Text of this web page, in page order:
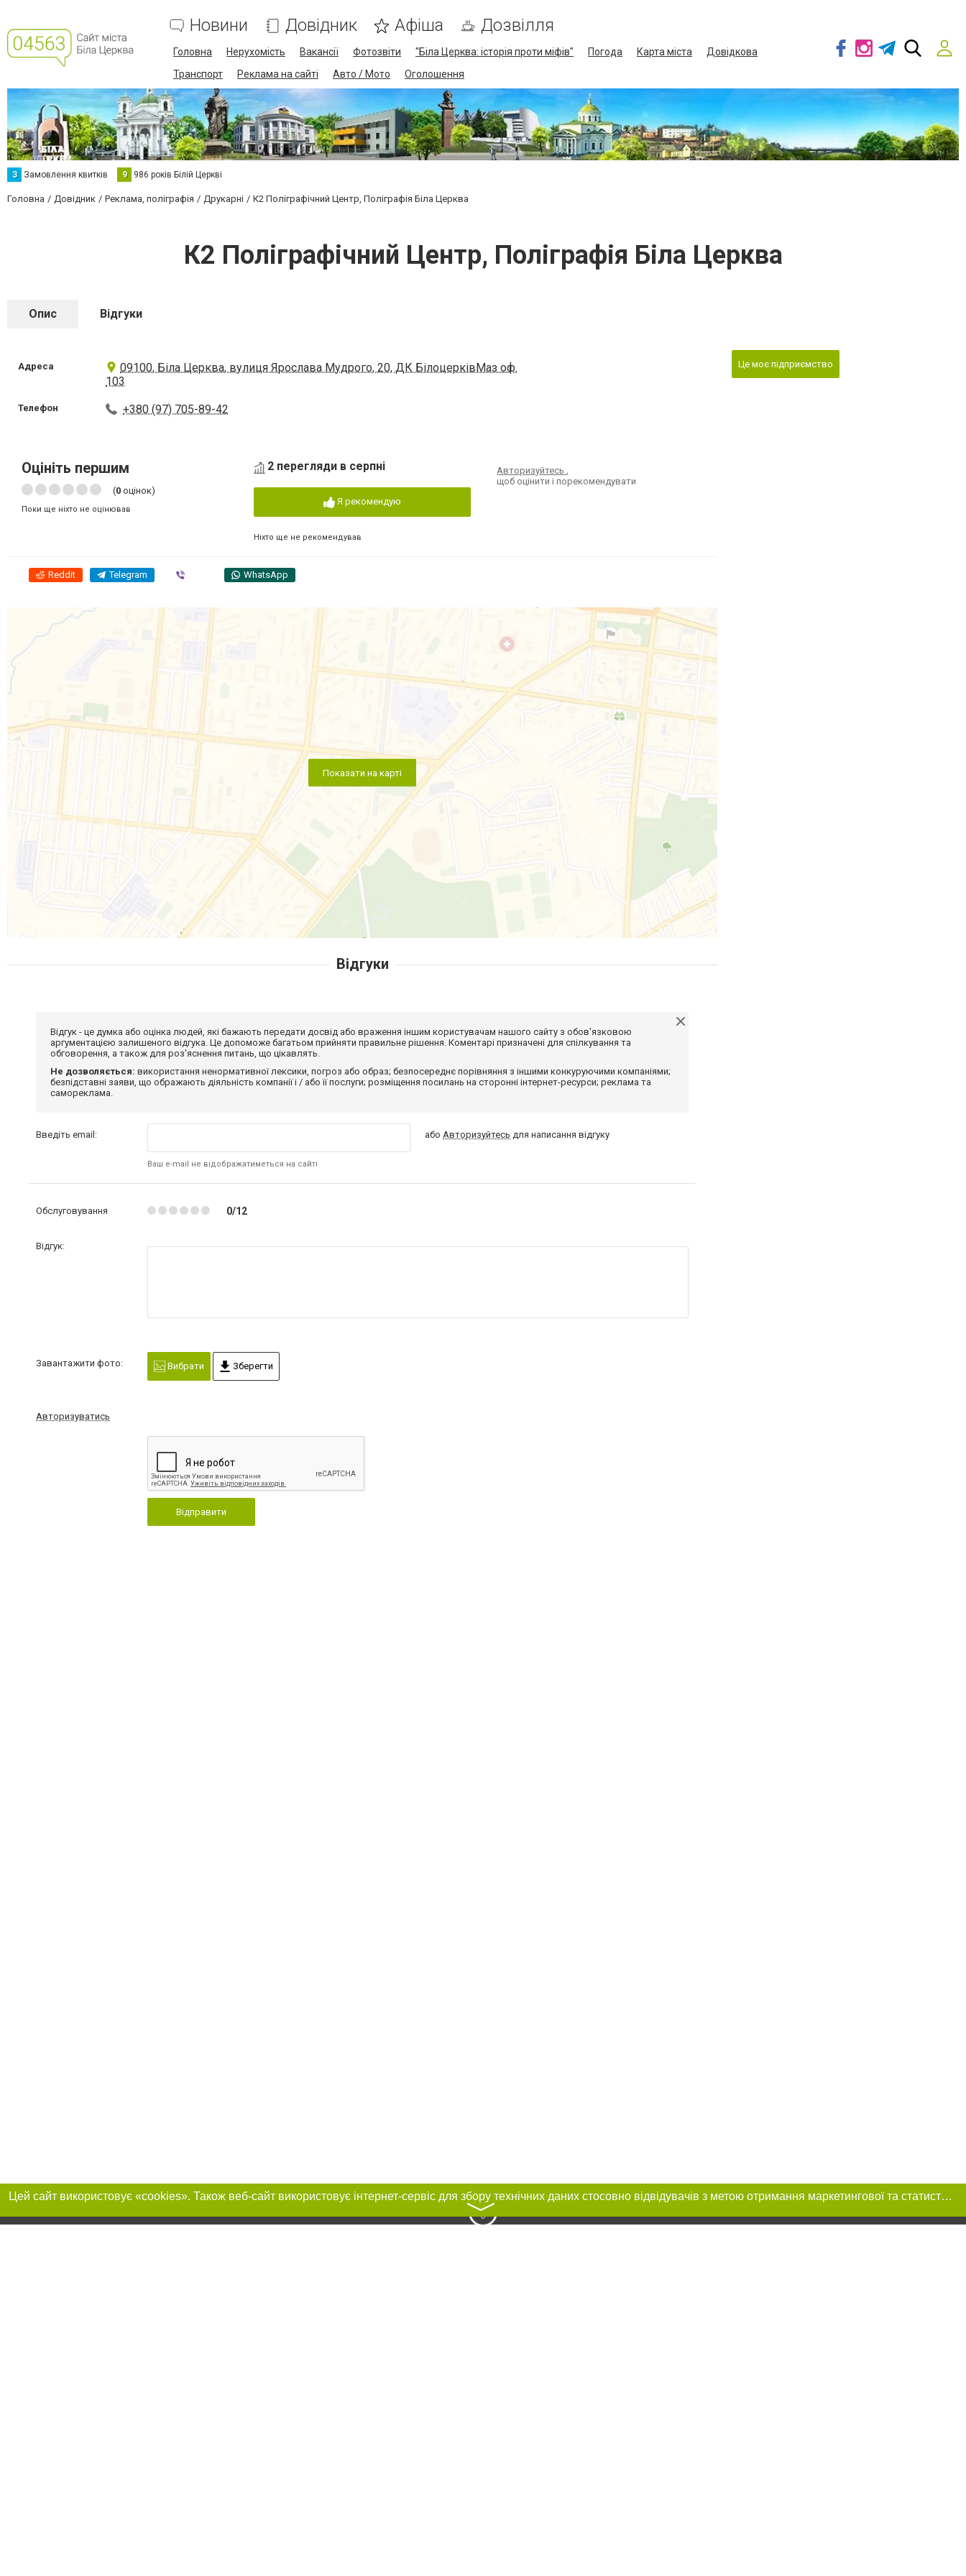
Новини Довідник Афіша Дозвілля
Головна Нерухомість Вакансії Фотозвіти "Біла Церква: історія проти міфів" Погода Карта міста
Довідкова
Транспорт
Реклама на сайті Авто / Мото Оголошення
З Замовлення квитків 9 986 років Білій Церкві
Головна Довідник Реклама, поліграфія Друкарні К2 Поліграфічний Центр, Поліграфія Біла Церква
К2 Поліграфічний Центр, Поліграфія Біла Церква
Опис Відгуки
Адреса
09100, Біла Церква, вулиця Ярослава Мудрого, 20, ДК БілоцерківМаз оф.
103
Телефон +380 (97) 705-89-42
Оцініть першим
(0 оцінок)
Поки ще ніхто не оцінював
2 перегляди в серпні
Я рекомендую
Ніхто ще не рекомендував
Авторизуйтесь,
щоб оцінити і порекомендувати
Reddit Telegram WhatsApp
Показати на карті
Це моє підприємство
Відгуки
Відгук - це думка або оцінка людей, які бажають передати досвід або враження іншим користувачам нашого сайту з обов'язковою
аргументацією залишеного відгука. Це допоможе багатьом прийняти правильне рішення. Коментарі призначені для спілкування та
обговорення, а також для роз'яснення питань, що цікавлять.
Не дозволяється: використання ненормативної лексики, погроз або образ; безпосереднє порівняння з іншими конкуруючими компаніями;
безпідставні заяви, що ображають діяльність компанії і / або її послуги; розміщення посилань на сторонні інтернет-ресурси; реклама та
самореклама.
Введіть email:
Ваш e-mail не відображатиметься на сайті
або Авторизуйтесь для написання відгуку
Обслуговування 0/12
Відгук:
Завантажити фото: Вибрати Зберегти
Авторизуватись
Відправити
Цей сайт використовує «cookies». Також веб-сайт використовує інтернет-сервіс для збору технічних даних стосовно відвідувачів з метою отримання маркетингової та статистичної інформації. Умови обробки даних відвідувачів сайту див.
〉